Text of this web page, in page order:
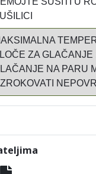
ZA GLAČANJE
NA PARU